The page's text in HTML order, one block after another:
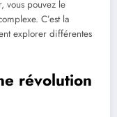
vous pouvez le
C’est la
explorer différentes
révolution